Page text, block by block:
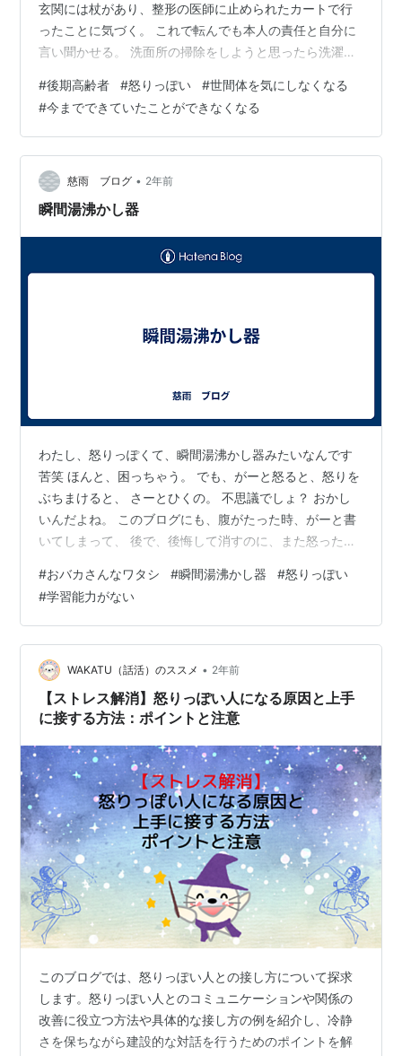
玄関には杖があり、整形の医師に止められたカートで行
ったことに気づく。 これで転んでも本人の責任と自分に
言い聞かせる。 洗面所の掃除をしようと思ったら洗濯機
タバタしていて干し忘れたのか？ 干していると母が帰宅
した。 「ただいま。あ～時間がかかった。」 と言うが、
明らかに挙動がおかしい。 洗濯物を干している私に何も
言わないし、 玄関にカートを出したまま放置。 いつもの
母ならすぐに片づけるはずが、 そのまま昼食の準備を始
めていた。 ちょっと…
#後期高齢者 #怒りっぽい #世間体を気にしなくなる
#今までできていたことができなくなる
慈雨 ブログ • 2年前
瞬間湯沸かし器
わたし、怒りっぽくて、瞬間湯沸かし器みたいなんです
苦笑 ほんと、困っちゃう。 でも、がーと怒ると、怒りを
ぶちまけると、 さーとひくの。 不思議でしょ？ おかし
いんだよね。 このブログにも、腹がたった時、がーと書
いてしまって、 後で、後悔して消すのに、また怒った
こんところ、学習能力がないなぁと、 わたしは、おばか
だなと思いますね。
#おバカさんなワタシ #瞬間湯沸かし器 #怒りっぽい
#学習能力がない
WAKATU（話活）のススメ • 2年前
【ストレス解消】怒りっぽい人になる原因と上手
に接する方法：ポイントと注意
このブログでは、怒りっぽい人との接し方について探求
します。怒りっぽい人とのコミュニケーションや関係の
改善に役立つ方法や具体的な接し方の例を紹介し、冷静
さを保ちながら建設的な対話を行うためのポイントを解